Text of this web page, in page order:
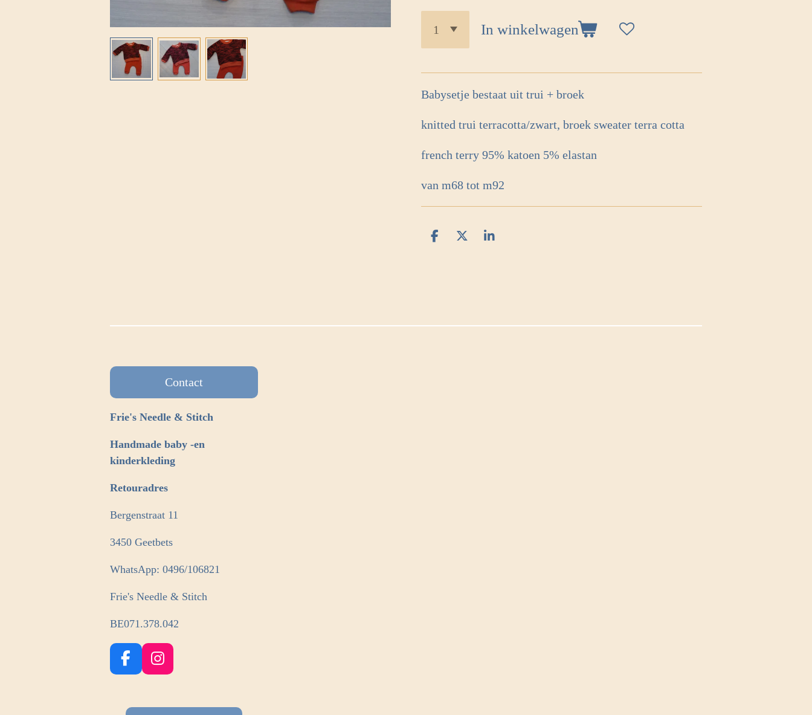
In winkelwagen
Babysetje bestaat uit trui + broek
knitted trui terracotta/zwart, broek sweater terra cotta
french terry 95% katoen 5% elastan
van m68 tot m92
D
D
S
Contact
Frie's Needle & Stitch
Handmade baby -en
kinderkleding
Retouradres
Bergenstraat 11
3450 Geetbets
WhatsApp: 0496/106821
Frie's Needle & Stitch
BE071.378.042
F
e
I
t